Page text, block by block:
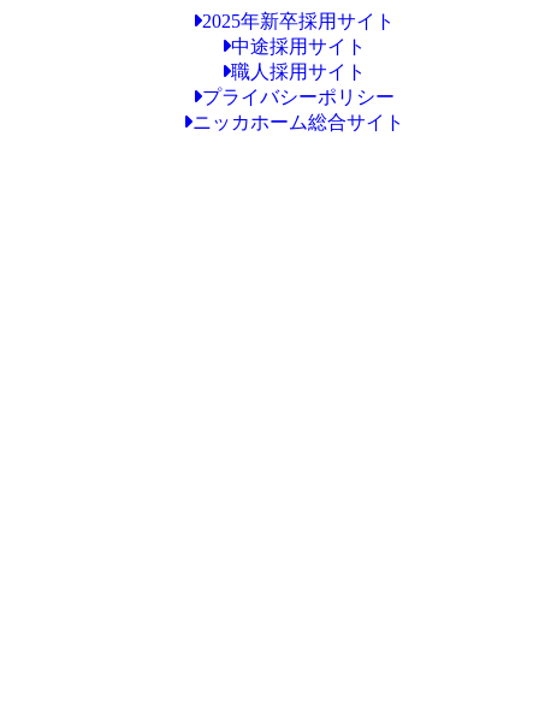
2025年新卒採用サイト
中途採用サイト
職人採用サイト
プライバシーポリシー
ニッカホーム総合サイト